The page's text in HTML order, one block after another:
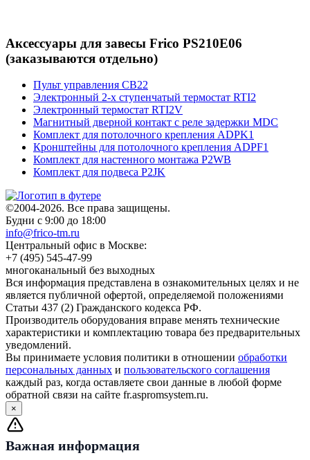
Аксессуары для завесы Frico PS210E06
(заказываются отдельно)
Пульт управления CB22
Электронный 2-х ступенчатый термостат RTI2
Электронный термостат RTI2V
Магнитный дверной контакт с реле задержки MDC
Комплект для потолочного крепления ADPK1
Кронштейны для потолочного крепления ADPF1
Комплект для настенного монтажа P2WB
Комплект для подвеса P2JK
©2004-2026. Все права защищены.
Будни с 9:00 до 18:00
info@frico-tm.ru
Центральный офис в Москве:
+7 (495) 545-47-99
многоканальный без выходных
Вся информация представлена в ознакомительных целях и не
является публичной офертой, определяемой положениями
Статьи 437 (2) Гражданского кодекса РФ.
Производитель оборудования вправе менять технические
характеристики и комплектацию товара без предварительных
уведомлений.
Вы принимаете условия политики в отношении обработки
персональных данных и пользовательского соглашения
каждый раз, когда оставляете свои данные в любой форме
обратной связи на сайте fr.aspromsystem.ru.
×
Важная информация